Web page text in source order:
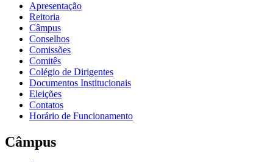
Apresentação
Reitoria
Câmpus
Conselhos
Comissões
Comitês
Colégio de Dirigentes
Documentos Institucionais
Eleições
Contatos
Horário de Funcionamento
Câmpus